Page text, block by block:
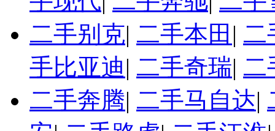
二手别克| 二手本田 | 二
手比亚迪| 二手奇瑞| 二
二手奔腾| 二手马自达|